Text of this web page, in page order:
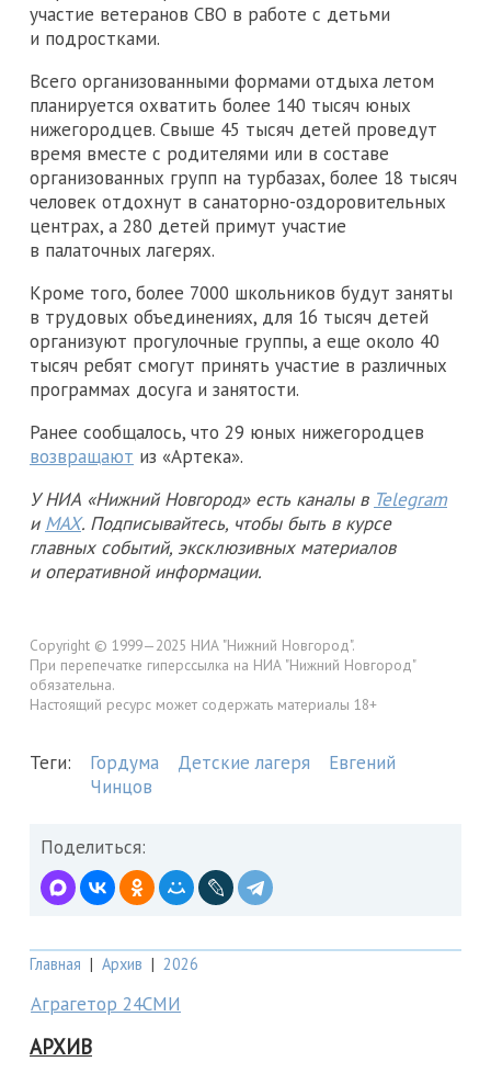
участие ветеранов СВО в работе с детьми
и подростками.
Всего организованными формами отдыха летом
планируется охватить более 140 тысяч юных
нижегородцев. Свыше 45 тысяч детей проведут
время вместе с родителями или в составе
организованных групп на турбазах, более 18 тысяч
человек отдохнут в санаторно-оздоровительных
центрах, а 280 детей примут участие
в палаточных лагерях.
Кроме того, более 7000 школьников будут заняты
в трудовых объединениях, для 16 тысяч детей
организуют прогулочные группы, а еще около 40
тысяч ребят смогут принять участие в различных
программах досуга и занятости.
Ранее сообщалось, что 29 юных нижегородцев
возвращают из «Артека».
У НИА «Нижний Новгород» есть каналы в Telegram
и MAX. Подписывайтесь, чтобы быть в курсе
главных событий, эксклюзивных материалов
и оперативной информации.
Copyright © 1999—2025 НИА "Нижний Новгород".
При перепечатке гиперссылка на НИА "Нижний Новгород"
обязательна.
Настоящий ресурс может содержать материалы 18+
Теги: Гордума Детские лагеря
Евгений
Чинцов
Поделиться:
Главная | Архив | 2026
Аграгетор 24СМИ
АРХИВ